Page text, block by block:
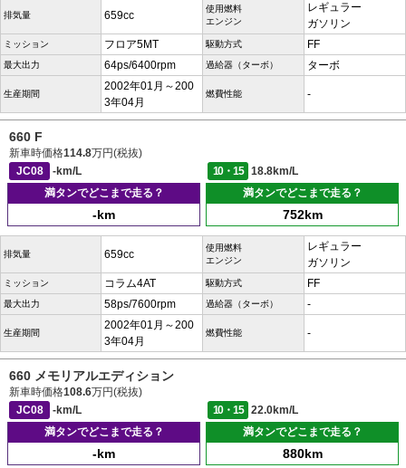
排気量 659cc
使用燃料
エンジン
レギュラー
ガソリン
ミッション フロア5MT 駆動方式 FF
最大出力 64ps/6400rpm 過給器（ターボ） ターボ
生産期間
2002年01月～200
3年04月
燃費性能 -
660 F
新車時価格114.8万円(税抜)
JC08
-km/L 10・15
18.8km/L
満タンでどこまで走る？
-km
満タンでどこまで走る？
752km
排気量 659cc
使用燃料
エンジン
レギュラー
ガソリン
ミッション コラム4AT 駆動方式 FF
最大出力 58ps/7600rpm 過給器（ターボ） -
生産期間
2002年01月～200
3年04月
燃費性能 -
660 メモリアルエディション
新車時価格108.6万円(税抜)
JC08
-km/L 10・15
22.0km/L
満タンでどこまで走る？
-km
満タンでどこまで走る？
880km